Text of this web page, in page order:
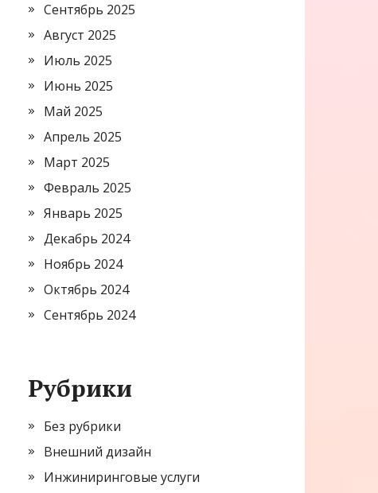
Сентябрь 2025
Август 2025
Июль 2025
Июнь 2025
Май 2025
Апрель 2025
Март 2025
Февраль 2025
Январь 2025
Декабрь 2024
Ноябрь 2024
Октябрь 2024
Сентябрь 2024
Рубрики
Без рубрики
Внешний дизайн
Инжиниринговые услуги